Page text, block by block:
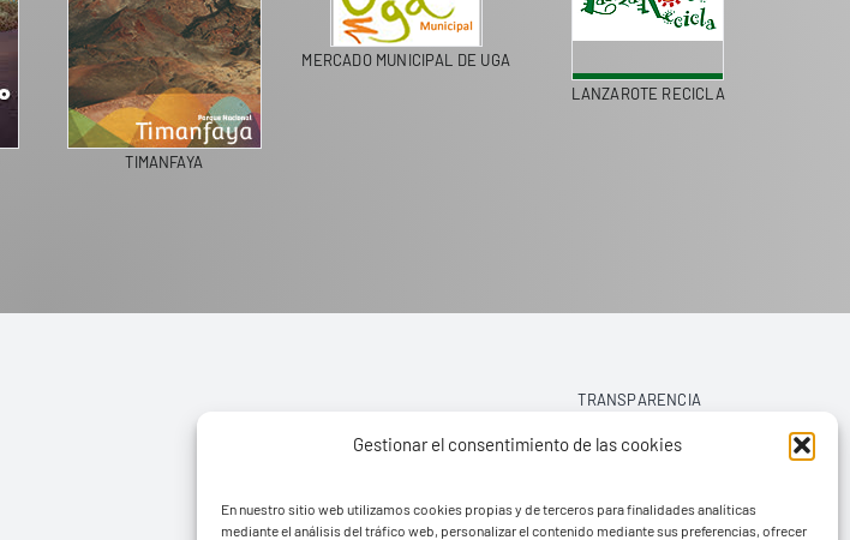
Gestionar el consentimiento de las cookies
En nuestro sitio web utilizamos cookies propias y de terceros para finalidades analíticas
mediante el análisis del tráfico web, personalizar el contenido mediante sus preferencias, ofrecer
TIMANFAYA
MERCADO MUNICIPAL DE UGA
LANZAROTE RECICLA
TRANSPARENCIA
AVISO LEGAL
POLÍTICA DE PRIVACIDAD